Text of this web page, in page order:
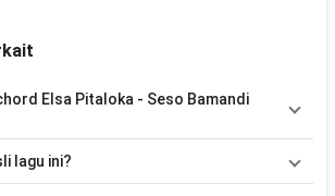
Elsa Pitaloka - Seso Bamandi
chord ini telah disederhanakan sehingga
lagu ini?